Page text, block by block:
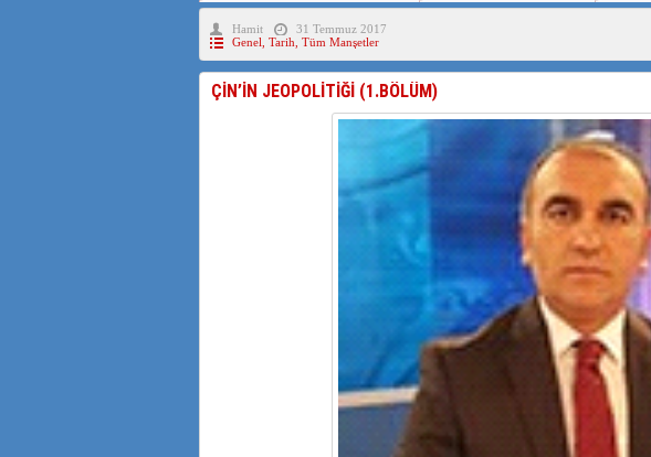
ÇİN’İN ANKARA BÜYÜKELÇİSİ JİANG’İN TRABZON
İŞGALCİ ÇİN’DEN “FETİHLER SULTANI
İŞGALCİ ÇİN,DOĞU TÜRKİSTAN’DA EN AZ 143
Uygurlarda Düğün ve Cenaze
Hamit
31 Temmuz 2017
Genel Tarih Tüm Manşetler
ÇİN’İN JEOPOLİTİĞİ (1.BÖLÜM)